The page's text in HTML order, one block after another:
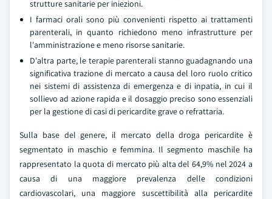
strutture sanitarie per iniezioni.
I farmaci orali sono più convenienti rispetto ai trattamenti
parenterali, in quanto richiedono meno infrastrutture per
l'amministrazione e meno risorse sanitarie.
D'altra parte, le terapie parenterali stanno guadagnando una
significativa trazione di mercato a causa del loro ruolo critico
nei sistemi di assistenza di emergenza e di inpatia, in cui il
sollievo ad azione rapida e il dosaggio preciso sono essenziali
per la gestione di casi di pericardite grave o refrattaria.
Sulla base del genere, il mercato della droga pericardite è
segmentato in maschio e femmina. Il segmento maschile ha
rappresentato la quota di mercato più alta del 64,9% nel 2024 a
causa di una maggiore prevalenza delle condizioni
cardiovascolari, una maggiore suscettibilità alla pericardite